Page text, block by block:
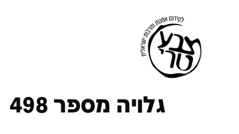
גלויה מספר 498